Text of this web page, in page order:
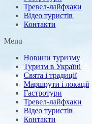
Тревел-лайфхаки
Відео туристів
Контакти
Menu
Новини туризму
Туризм в Україні
Свята і традиції
Маршрути і локації
Гастротури
Тревел-лайфхаки
Відео туристів
Контакти